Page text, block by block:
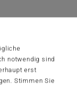
notwendig sind
erst
Stimmen Sie
sichern
und aktuellen
sich einen